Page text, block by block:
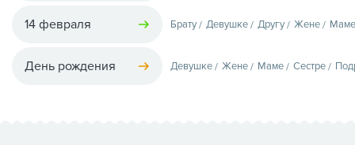
14 февраля Брату Девушке Другу Жене Маме
День рождения Девушке Жене Маме Сестре